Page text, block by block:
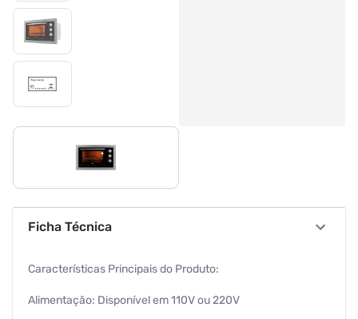
Ficha Técnica
Características Principais do Produto:
Alimentação: Disponível em 110V ou 220V